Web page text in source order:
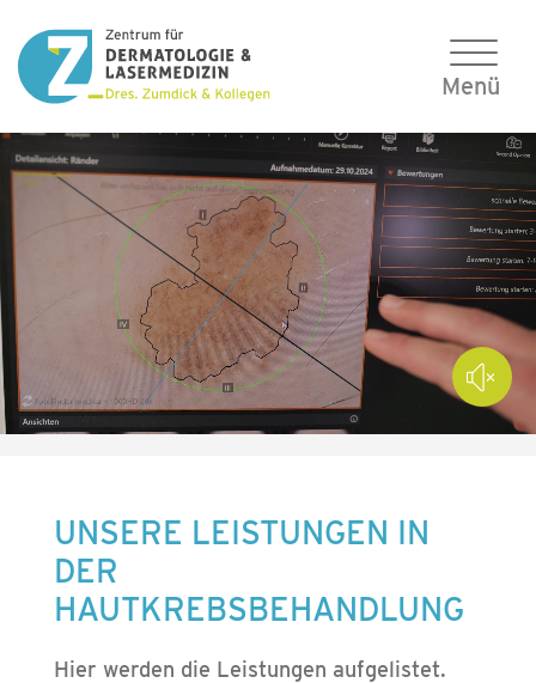
UNSERE LEISTUNGEN IN
DER
HAUTKREBSBEHANDLUNG
Hier werden die Leistungen aufgelistet.